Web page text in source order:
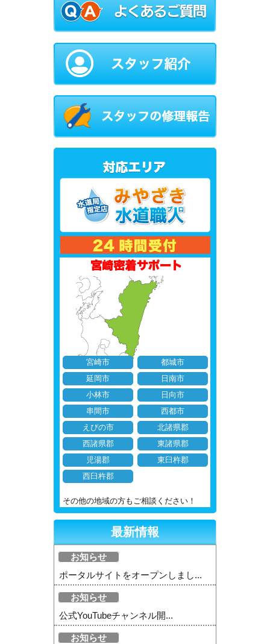
宮崎市
都城市
延岡市
日南市
小林市
日向市
串間市
西都市
えびの市
北諸県郡
西諸県郡
東諸県郡
児湯郡
東臼杵郡
西臼杵郡
その他の地域の方もご相談ください！
最新情報
お知らせ
ポータルサイトをオープンしまし...
お知らせ
公式YouTubeチャンネル開...
お知らせ